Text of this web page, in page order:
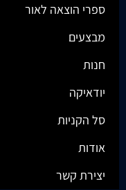
ספרי הוצאה לאור
מבצעים
חנות
יודאיקה
סל הקניות
אודות
יצירת קשר